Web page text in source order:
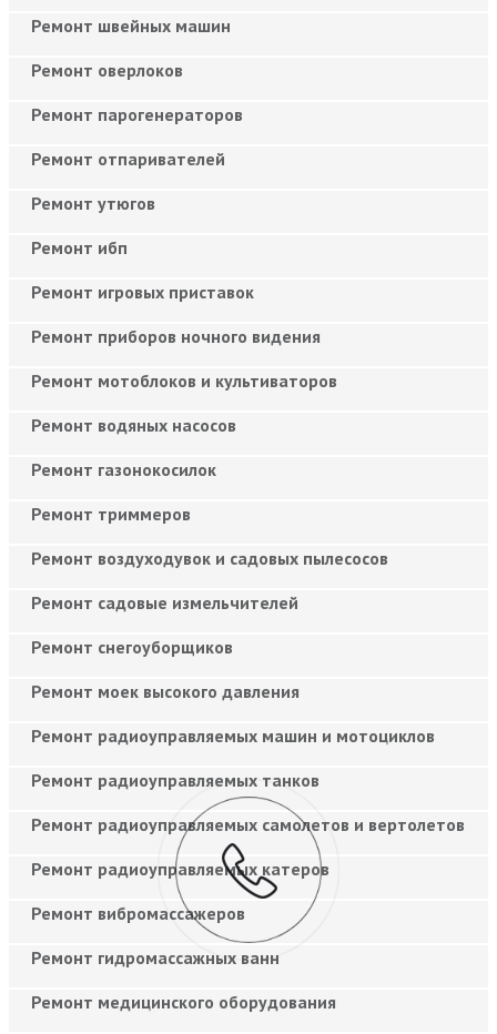
Ремонт швейных машин
Ремонт оверлоков
Ремонт парогенераторов
Ремонт отпаривателей
Ремонт утюгов
Ремонт ибп
Ремонт игровых приставок
Ремонт приборов ночного видения
Ремонт мотоблоков и культиваторов
Ремонт водяных насосов
Ремонт газонокосилок
Ремонт триммеров
Ремонт воздуходувок и садовых пылесосов
Ремонт садовые измельчителей
Ремонт снегоуборщиков
Ремонт моек высокого давления
Ремонт радиоуправляемых машин и мотоциклов
Ремонт радиоуправляемых танков
Ремонт радиоуправляемых самолетов и вертолетов
Ремонт радиоуправляемых катеров
Ремонт вибромассажеров
Ремонт гидромассажных ванн
Ремонт медицинского оборудования